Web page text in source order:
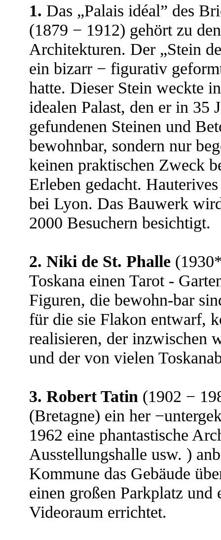
1. Das „Palais idéal” des
(1879 − 1912) gehört zu
Architekturen. Der „Stein
ein bizarr − figurativ
hatte. Dieser Stein weckte
idealen Palast, den er in 35
gefundenen Steinen und
bewohnbar, sondern nur
keinen praktischen Zweck
Erleben gedacht.
bei Lyon. Das Bauwerk
2000 Besuchern besichtigt.
2. Niki de St. Phalle
Toskana einen Tarot -
Figuren, die bewohn-bar
für die sie Flakon entwarf,
realisieren, der inzwischen
und der von vielen
3. Robert Tatin (1902 −
(Bretagne) ein her
1962 eine phantastische
Ausstellungshalle usw. )
Kommune das Gebäude
einen großen Parkplatz
Videoraum errichtet.